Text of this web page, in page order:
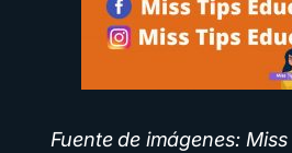
Fuente de imágenes: